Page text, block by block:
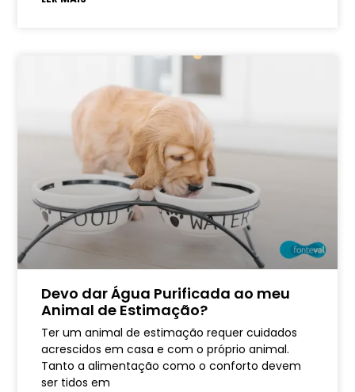
Devo dar Água Purificada ao meu
Animal de Estimação?
Ter um animal de estimação requer cuidados
acrescidos em casa e com o próprio animal.
Tanto a alimentação como o conforto devem
ser tidos em